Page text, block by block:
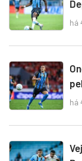
há
há